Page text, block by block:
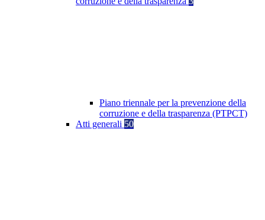
Piano triennale per la prevenzione della
corruzione e della trasparenza (PTPCT)
Atti generali 50